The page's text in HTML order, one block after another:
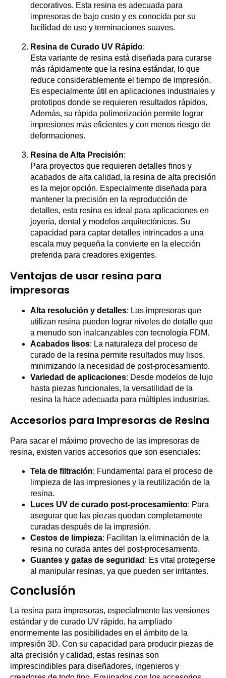
decorativos. Esta resina es adecuada para
impresoras de bajo costo y es conocida por su
facilidad de uso y terminaciones suaves.
Resina de Curado UV Rápido:
Esta variante de resina está diseñada para curarse
más rápidamente que la resina estándar, lo que
reduce considerablemente el tiempo de impresión.
Es especialmente útil en aplicaciones industriales y
prototipos donde se requieren resultados rápidos.
Además, su rápida polimerización permite lograr
impresiones más eficientes y con menos riesgo de
deformaciones.
Resina de Alta Precisión:
Para proyectos que requieren detalles finos y
acabados de alta calidad, la resina de alta precisión
es la mejor opción. Especialmente diseñada para
mantener la precisión en la reproducción de
detalles, esta resina es ideal para aplicaciones en
joyería, dental y modelos arquitectónicos. Su
capacidad para captar detalles intrincados a una
escala muy pequeña la convierte en la elección
preferida para creadores exigentes.
Ventajas de usar resina para
impresoras
Alta resolución y detalles: Las impresoras que
utilizan resina pueden lograr niveles de detalle que
a menudo son inalcanzables con tecnología FDM.
Acabados lisos: La naturaleza del proceso de
curado de la resina permite resultados muy lisos,
minimizando la necesidad de post-procesamiento.
Variedad de aplicaciones: Desde modelos de lujo
hasta piezas funcionales, la versatilidad de la
resina la hace adecuada para múltiples industrias.
Accesorios para Impresoras de Resina
Para sacar el máximo provecho de las impresoras de
resina, existen varios accesorios que son esenciales:
Tela de filtración: Fundamental para el proceso de
limpieza de las impresiones y la reutilización de la
resina.
Luces UV de curado post-procesamiento: Para
asegurar que las piezas quedan completamente
curadas después de la impresión.
Cestos de limpieza: Facilitan la eliminación de la
resina no curada antes del post-procesamiento.
Guantes y gafas de seguridad : Es vital protegerse
al manipular resinas, ya que pueden ser irritantes.
Conclusión
La resina para impresoras, especialmente las versiones
estándar y de curado UV rápido, ha ampliado
enormemente las posibilidades en el ámbito de la
impresión 3D. Con su capacidad para producir piezas de
alta precisión y calidad, estas resinas son
imprescindibles para diseñadores, ingenieros y